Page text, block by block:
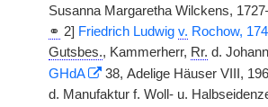
Susanna Margaretha Wilckens,
⚭ 2] Friedrich Ludwig v. Rochow,
Gutsbes., Kammerherr, Rr. d.
GHdA
38, Adelige Häuser VIII,
d. Manufaktur f. Woll- u.